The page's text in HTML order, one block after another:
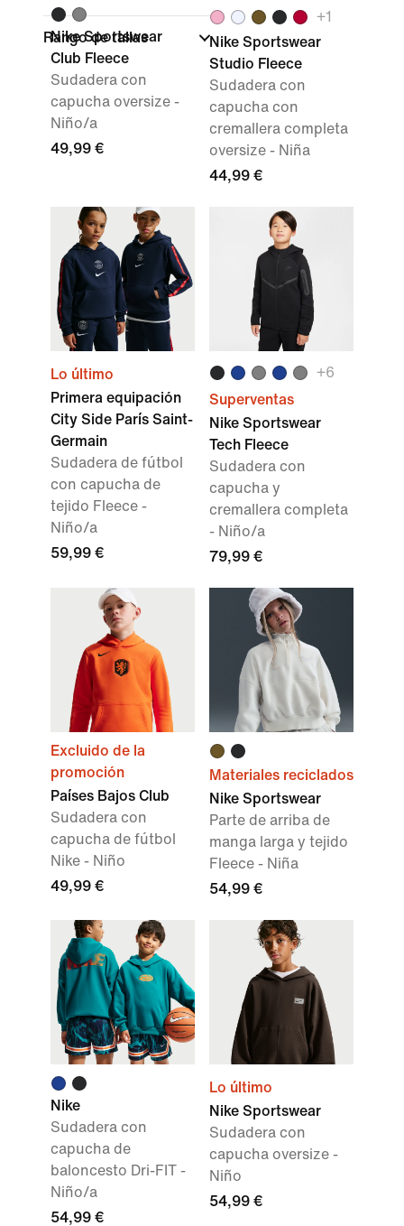
Rango de tallas
Nike Sportswear
Club Fleece
Sudadera con
capucha oversize -
Niño/a
49,99 €
+1
Nike Sportswear
Studio Fleece
Sudadera con
capucha con
cremallera completa
oversize - Niña
44,99 €
Lo último
Primera equipación
City Side París Saint-
Germain
Sudadera de fútbol
con capucha de
tejido Fleece -
Niño/a
59,99 €
+6
Superventas
Nike Sportswear
Tech Fleece
Sudadera con
capucha y
cremallera completa
- Niño/a
79,99 €
Excluido de la
promoción
Países Bajos Club
Sudadera con
capucha de fútbol
Nike - Niño
49,99 €
Materiales reciclados
Nike Sportswear
Parte de arriba de
manga larga y tejido
Fleece - Niña
54,99 €
Nike
Sudadera con
capucha de
baloncesto Dri-FIT -
Niño/a
54,99 €
Lo último
Nike Sportswear
Sudadera con
capucha oversize -
Niño
54,99 €